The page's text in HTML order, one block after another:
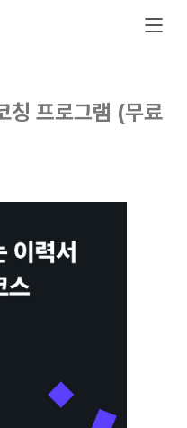
칭 프로그램 (무료